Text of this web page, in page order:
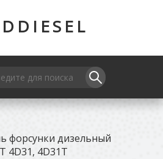
форсунки дизельный
4D31, 4D31T